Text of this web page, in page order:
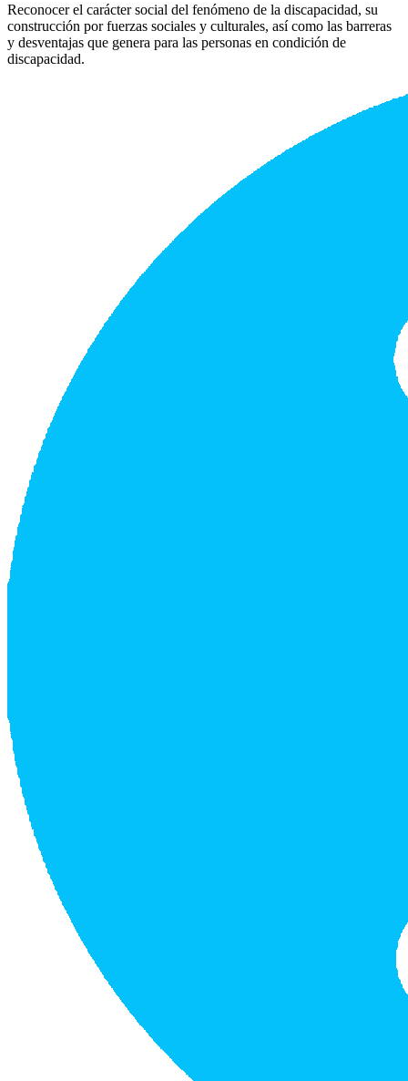
Reconocer el carácter social del fenómeno de la discapacidad, su
construcción por fuerzas sociales y culturales, así como las barreras
y desventajas que genera para las personas en condición de
discapacidad.